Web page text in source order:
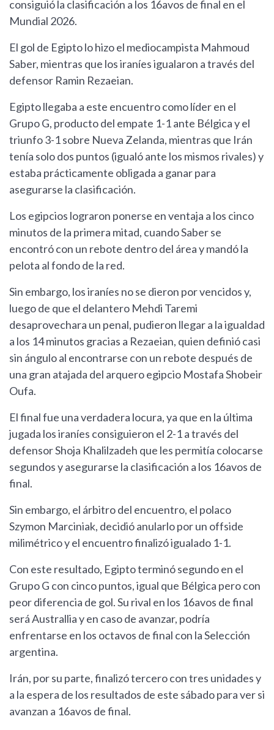
consiguió la clasificación a los 16avos de final en el
Mundial 2026.
El gol de Egipto lo hizo el mediocampista Mahmoud
Saber, mientras que los iraníes igualaron a través del
defensor Ramin Rezaeian.
Egipto llegaba a este encuentro como líder en el
Grupo G, producto del empate 1-1 ante Bélgica y el
triunfo 3-1 sobre Nueva Zelanda, mientras que Irán
tenía solo dos puntos (igualó ante los mismos rivales) y
estaba prácticamente obligada a ganar para
asegurarse la clasificación.
Los egipcios lograron ponerse en ventaja a los cinco
minutos de la primera mitad, cuando Saber se
encontró con un rebote dentro del área y mandó la
pelota al fondo de la red.
Sin embargo, los iraníes no se dieron por vencidos y,
luego de que el delantero Mehdi Taremi
desaprovechara un penal, pudieron llegar a la igualdad
a los 14 minutos gracias a Rezaeian, quien definió casi
sin ángulo al encontrarse con un rebote después de
una gran atajada del arquero egipcio Mostafa Shobeir
Oufa.
El final fue una verdadera locura, ya que en la última
jugada los iraníes consiguieron el 2-1 a través del
defensor Shoja Khalilzadeh que les permitía colocarse
segundos y asegurarse la clasificación a los 16avos de
final.
Sin embargo, el árbitro del encuentro, el polaco
Szymon Marciniak, decidió anularlo por un offside
milimétrico y el encuentro finalizó igualado 1-1.
Con este resultado, Egipto terminó segundo en el
Grupo G con cinco puntos, igual que Bélgica pero con
peor diferencia de gol. Su rival en los 16avos de final
será Australlia y en caso de avanzar, podría
enfrentarse en los octavos de final con la Selección
argentina.
Irán, por su parte, finalizó tercero con tres unidades y
a la espera de los resultados de este sábado para ver si
avanzan a 16avos de final.